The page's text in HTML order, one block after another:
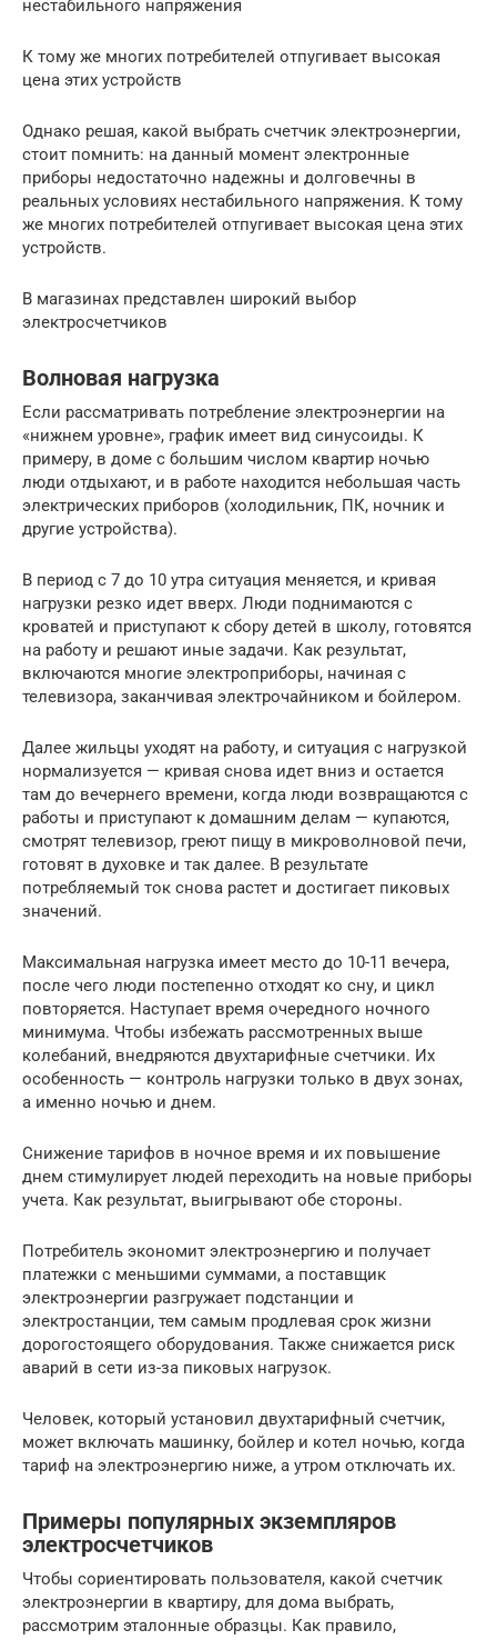
нестабильного напряжения
К тому же многих потребителей отпугивает высокая
цена этих устройств
Однако решая, какой выбрать счетчик электроэнергии,
стоит помнить: на данный момент электронные
приборы недостаточно надежны и долговечны в
реальных условиях нестабильного напряжения. К тому
же многих потребителей отпугивает высокая цена этих
устройств.
В магазинах представлен широкий выбор
электросчетчиков
Волновая нагрузка
Если рассматривать потребление электроэнергии на
«нижнем уровне», график имеет вид синусоиды. К
примеру, в доме с большим числом квартир ночью
люди отдыхают, и в работе находится небольшая часть
электрических приборов (холодильник, ПК, ночник и
другие устройства).
В период с 7 до 10 утра ситуация меняется, и кривая
нагрузки резко идет вверх. Люди поднимаются с
кроватей и приступают к сбору детей в школу, готовятся
на работу и решают иные задачи. Как результат,
включаются многие электроприборы, начиная с
телевизора, заканчивая электрочайником и бойлером.
Далее жильцы уходят на работу, и ситуация с нагрузкой
нормализуется — кривая снова идет вниз и остается
там до вечернего времени, когда люди возвращаются с
работы и приступают к домашним делам — купаются,
смотрят телевизор, греют пищу в микроволновой печи,
готовят в духовке и так далее. В результате
потребляемый ток снова растет и достигает пиковых
значений.
Максимальная нагрузка имеет место до 10-11 вечера,
после чего люди постепенно отходят ко сну, и цикл
повторяется. Наступает время очередного ночного
минимума. Чтобы избежать рассмотренных выше
колебаний, внедряются двухтарифные счетчики. Их
особенность — контроль нагрузки только в двух зонах,
а именно ночью и днем.
Снижение тарифов в ночное время и их повышение
днем стимулирует людей переходить на новые приборы
учета. Как результат, выигрывают обе стороны.
Потребитель экономит электроэнергию и получает
платежки с меньшими суммами, а поставщик
электроэнергии разгружает подстанции и
электростанции, тем самым продлевая срок жизни
дорогостоящего оборудования. Также снижается риск
аварий в сети из-за пиковых нагрузок.
Человек, который установил двухтарифный счетчик,
может включать машинку, бойлер и котел ночью, когда
тариф на электроэнергию ниже, а утром отключать их.
Примеры популярных экземпляров
электросчетчиков
Чтобы сориентировать пользователя, какой счетчик
электроэнергии в квартиру, для дома выбрать,
рассмотрим эталонные образцы. Как правило,